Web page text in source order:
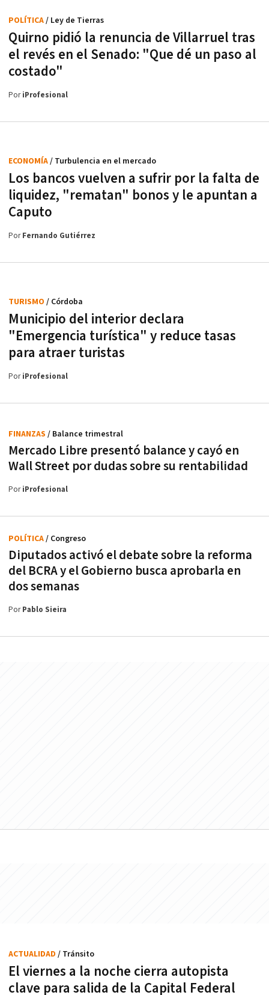
Quirno pidió la renuncia de Villarruel tras
el revés en el Senado: "Que dé un paso al
costado"
POLÍTICA/ Ley de Tierras
PoriProfesional
Los bancos vuelven a sufrir por la falta de
liquidez, "rematan" bonos y le apuntan a
Caputo
ECONOMÍA/ Turbulencia en el mercado
PorFernando Gutiérrez
Municipio del interior declara
"Emergencia turística" y reduce tasas
para atraer turistas
TURISMO / Córdoba
PoriProfesional
Mercado Libre presentó balance y cayó en
Wall Street por dudas sobre su rentabilidad
FINANZAS / Balance trimestral
PoriProfesional
Diputados activó el debate sobre la reforma
del BCRA y el Gobierno busca aprobarla en
dos semanas
POLÍTICA/ Congreso
PorPablo Sieira
El viernes a la noche cierra autopista
clave para salida de la Capital Federal
ACTUALIDAD / Tránsito